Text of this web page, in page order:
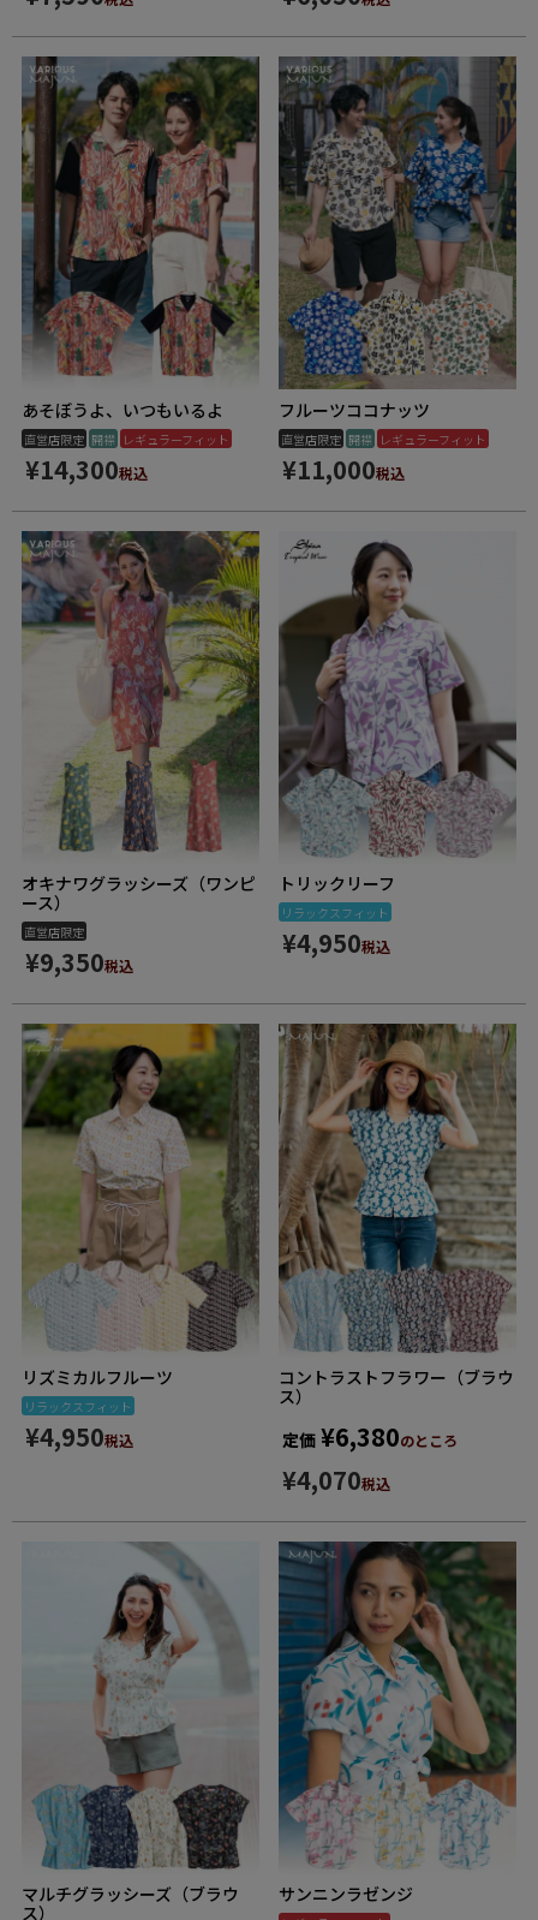
あそぼうよ、いつもいるよ
直営店限定 開襟 レギュラーフィット
¥14,300税込
フルーツココナッツ
直営店限定 開襟 レギュラーフィット
¥11,000税込
オキナワグラッシーズ（ワンピ
ース）
直営店限定
¥9,350税込
トリックリーフ
リラックスフィット
¥4,950税込
リズミカルフルーツ
リラックスフィット
¥4,950税込
コントラストフラワー（ブラウ
ス）
定価 ¥6,380のところ
¥4,070税込
マルチグラッシーズ（ブラウ
ス）
サンニンラゼンジ